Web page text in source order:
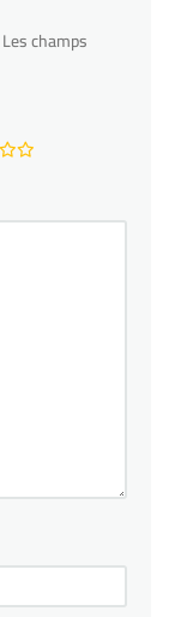
Les champs